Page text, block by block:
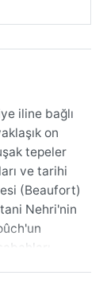
iline bağlı
on
tepeler
ve tarihi
(Beaufort)
Nehri'nin